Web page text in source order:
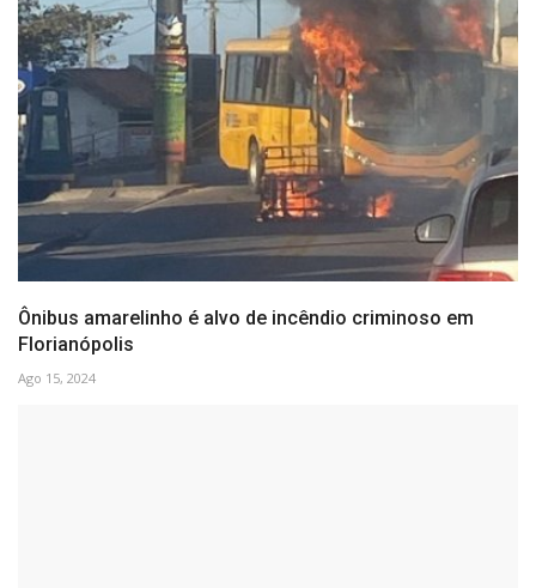
Ônibus amarelinho é alvo de incêndio criminoso em
Florianópolis
Ago 15, 2024